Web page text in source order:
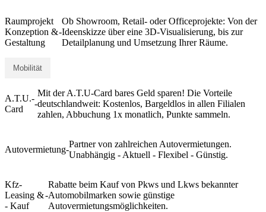
Raumprojekt
Konzeption &
Gestaltung
-
Ob Showroom, Retail- oder Officeprojekte: Von der
Ideenskizze über eine 3D-Visualisierung, bis zur
Detailplanung und Umsetzung Ihrer Räume.
Mobilität
A.T.U.-
Card
-
Mit der A.T.U-Card bares Geld sparen! Die Vorteile
deutschlandweit: Kostenlos, Bargeldlos in allen Filialen
zahlen, Abbuchung 1x monatlich, Punkte sammeln.
Autovermietung-
Partner von zahlreichen Autovermietungen.
Unabhängig - Aktuell - Flexibel - Günstig.
Kfz-
Leasing &
- Kauf
-
Rabatte beim Kauf von Pkws und Lkws bekannter
Automobilmarken sowie günstige
Autovermietungsmöglichkeiten.